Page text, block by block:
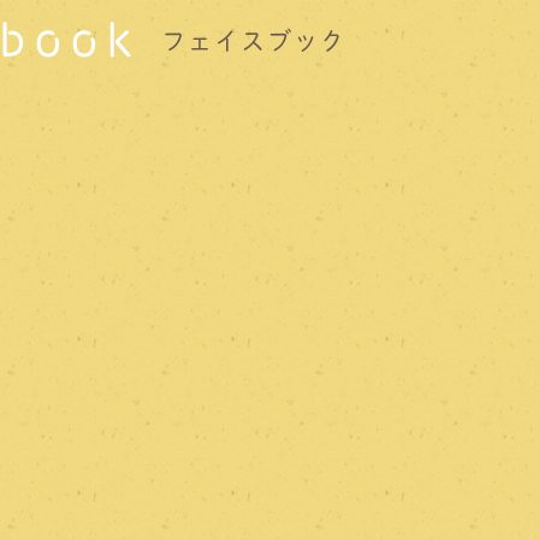
フェイスブック